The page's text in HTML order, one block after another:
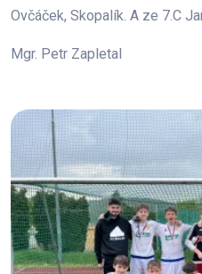
Ovčáček, Skopalík. A ze 7.C
Mgr. Petr Zapletal